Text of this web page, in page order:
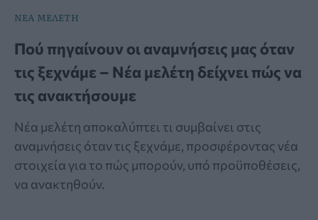
ΝΕΑ ΜΕΛΕΤΗ
Πού πηγαίνουν οι αναμνήσεις μας όταν
τις ξεχνάμε – Νέα μελέτη δείχνει πώς να
τις ανακτήσουμε
Νέα μελέτη αποκαλύπτει τι συμβαίνει στις
αναμνήσεις όταν τις ξεχνάμε, προσφέροντας νέα
στοιχεία για το πώς μπορούν, υπό προϋποθέσεις,
να ανακτηθούν.